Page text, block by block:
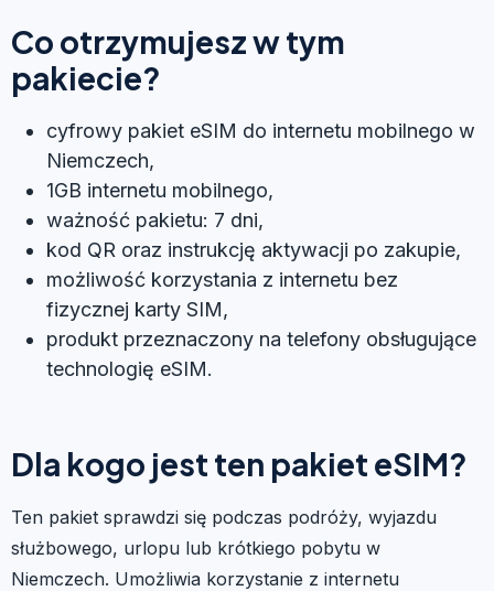
Co otrzymujesz w tym
pakiecie?
cyfrowy pakiet eSIM do internetu mobilnego w
Niemczech,
1GB internetu mobilnego,
ważność pakietu: 7 dni,
kod QR oraz instrukcję aktywacji po zakupie,
możliwość korzystania z internetu bez
fizycznej karty SIM,
produkt przeznaczony na telefony obsługujące
technologię eSIM.
Dla kogo jest ten pakiet eSIM?
Ten pakiet sprawdzi się podczas podróży, wyjazdu
służbowego, urlopu lub krótkiego pobytu w
Niemczech. Umożliwia korzystanie z internetu